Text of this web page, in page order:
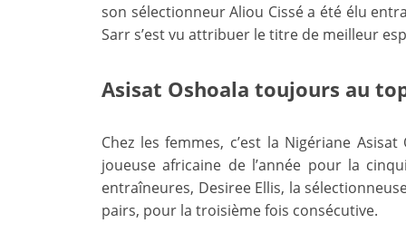
son sélectionneur Aliou Cissé a été élu
Sarr s’est vu attribuer le titre de meilleur
Asisat Oshoala toujours au
Chez les femmes, c’est la Nigériane
joueuse africaine de l’année pour la
entraîneures, Desiree Ellis, la
pairs, pour la troisième fois consécutive.